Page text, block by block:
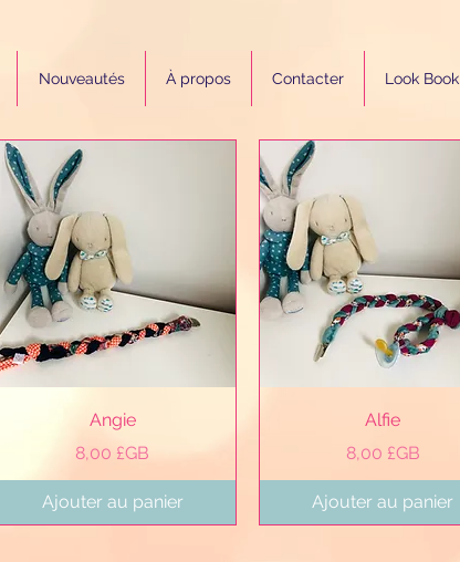
Nouveautés À propos Contacter Look Book
Aperçu rapide
Angie
Prix
8,00 £GB
Ajouter au panier
Aperçu rapide
Alfie
Prix
8,00 £GB
Ajouter au panier